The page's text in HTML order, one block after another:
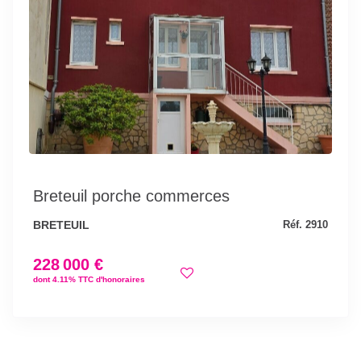
Breteuil porche commerces
BRETEUIL Réf. 2910
228 000 €
dont 4.11% TTC d'honoraires